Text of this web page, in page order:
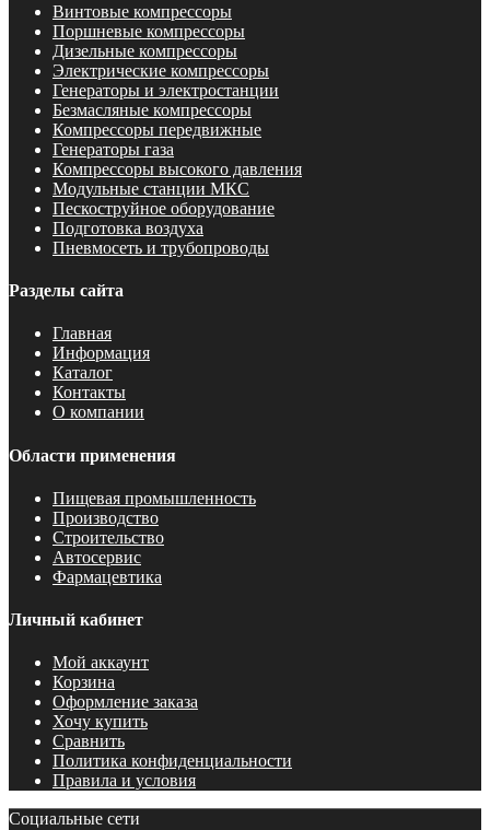
Винтовые компрессоры
Поршневые компрессоры
Дизельные компрессоры
Электрические компрессоры
Генераторы и электростанции
Безмасляные компрессоры
Компрессоры передвижные
Генераторы газа
Компрессоры высокого давления
Модульные станции МКС
Пескоструйное оборудование
Подготовка воздуха
Пневмосеть и трубопроводы
Разделы сайта
Главная
Информация
Каталог
Контакты
О компании
Области применения
Пищевая промышленность
Производство
Строительство
Автосервис
Фармацевтика
Личный кабинет
Мой аккаунт
Корзина
Оформление заказа
Хочу купить
Сравнить
Политика конфиденциальности
Правила и условия
Социальные сети